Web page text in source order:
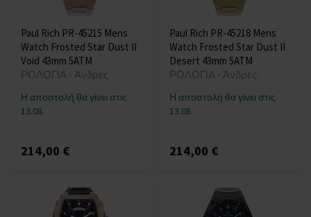
Paul Rich PR-45215 Mens
Watch Frosted Star Dust II
Void 43mm 5ATM
ΡΟΛΟΓΙΑ - Άνδρες
Η αποστολή θα γίνει στις
13.08.
214,00 €
Paul Rich PR-45218 Mens
Watch Frosted Star Dust II
Desert 43mm 5ATM
ΡΟΛΟΓΙΑ - Άνδρες
Η αποστολή θα γίνει στις
13.08.
214,00 €